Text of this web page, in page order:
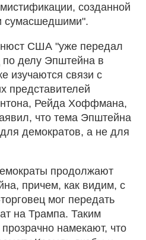
созданной
сумасшедшими".
США "уже передал
по делу Эпштейна в
изучаются связи с
представителей
Рейда Хоффмана,
что тема Эпштейна
демократов, а не для
продолжают
причем, как видим, с
мог передать
на Трампа. Таким
намекают, что